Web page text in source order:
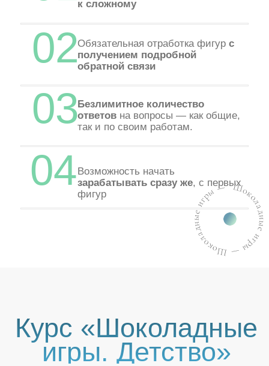
и работать только с шоколадным
искусством.
Каждый урок — набор техник, который
продемонстрирован на конкретном изделии
не просто обучение созданию именно этой
фигуры.
Но мы даем вам 365 дней доступа и
поддержки, чтобы вы прошли все
обучение без спешки.